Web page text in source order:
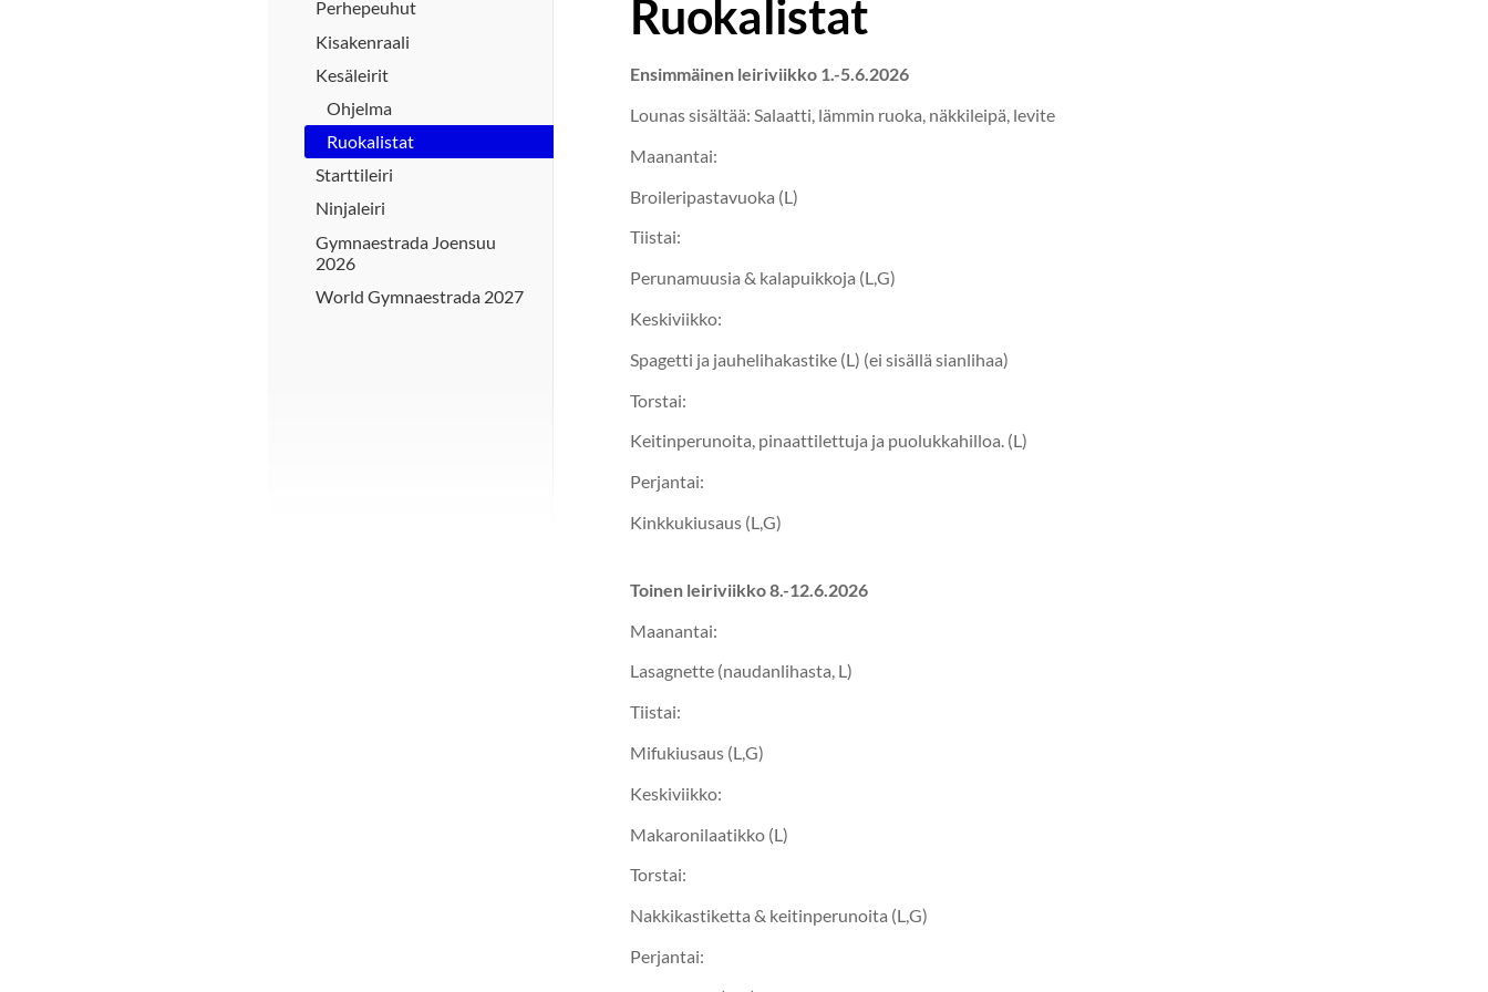
Perhepeuhut
Kisakenraali
Kesäleirit
Ohjelma
Ruokalistat
Starttileiri
Ninjaleiri
Gymnaestrada Joensuu
2026
World Gymnaestrada 2027
Ruokalistat
Ensimmäinen leiriviikko 1.-5.6.2026
Lounas sisältää: Salaatti, lämmin ruoka, näkkileipä, levite
Maanantai:
Broileripastavuoka (L)
Tiistai:
Perunamuusia & kalapuikkoja (L,G)
Keskiviikko:
Spagetti ja jauhelihakastike (L) (ei sisällä sianlihaa)
Torstai:
Keitinperunoita, pinaattilettuja ja puolukkahilloa. (L)
Perjantai:
Kinkkukiusaus (L,G)
Toinen leiriviikko 8.-12.6.2026
Maanantai:
Lasagnette (naudanlihasta, L)
Tiistai:
Mifukiusaus (L,G)
Keskiviikko:
Makaronilaatikko (L)
Torstai:
Nakkikastiketta & keitinperunoita (L,G)
Perjantai: